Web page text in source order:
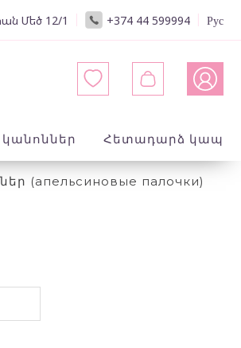
Մեծ 12/1 +374 44 599994 Рус
Հետադարձ կապ
(апельсиновые палочки)